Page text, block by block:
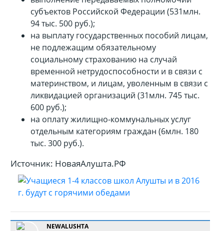
субъектов Российской Федерации (531млн.
94 тыс. 500 руб.);
на выплату государственных пособий лицам,
не подлежащим обязательному
социальному страхованию на случай
временной нетрудоспособности и в связи с
материнством, и лицам, уволенным в связи с
ликвидацией организаций (31млн. 745 тыс.
600 руб.);
на оплату жилищно-коммунальных услуг
отдельным категориям граждан (6млн. 180
тыс. 300 руб.).
Источник: НоваяАлушта.РФ
NEWALUSHTA